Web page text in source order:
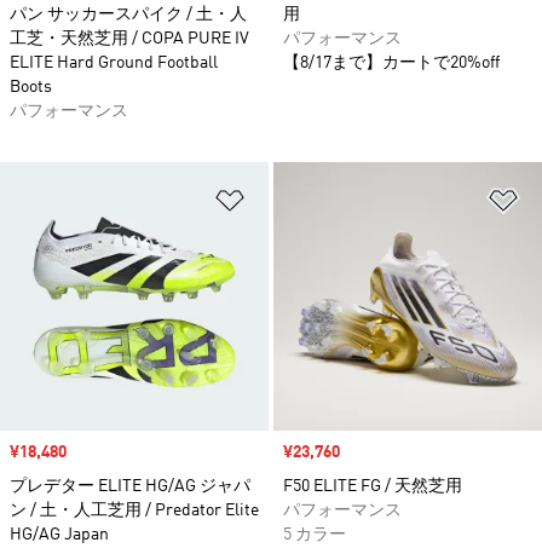
パン サッカースパイク / 土・人
工芝・天然芝用 / COPA PURE IV
ELITE Hard Ground Football
Boots
パフォーマンス
用
パフォーマンス
【8/17まで】カートで20%off
セール価格
¥18,480
プレデター ELITE HG/AG ジャパ
ン / 土・人工芝用 / Predator Elite
HG/AG Japan
セール価格
¥23,760
F50 ELITE FG / 天然芝用
パフォーマンス
5 カラー